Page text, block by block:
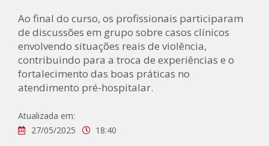
Ao final do curso, os profissionais participaram
de discussões em grupo sobre casos clínicos
envolvendo situações reais de violência,
contribuindo para a troca de experiências e o
fortalecimento das boas práticas no
atendimento pré-hospitalar.
Atualizada em:
27/05/2025
18:40